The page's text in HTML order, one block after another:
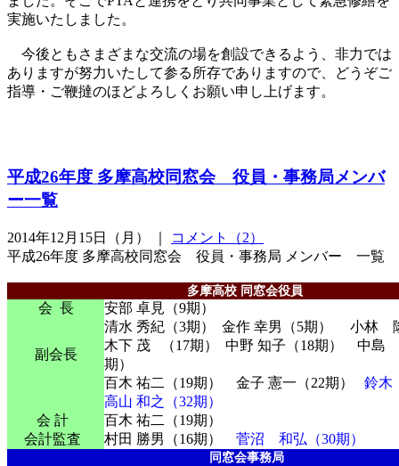
実施いたしました。
今後ともさまざまな交流の場を創設できるよう、非力では
ありますが努力いたして参る所存でありますので、どうぞご
指導・ご鞭撻のほどよろしくお願い申し上げます。
平成26年度 多摩高校同窓会 役員・事務局メンバ
ー一覧
2014年12月15日（月） ｜
コメント（2）
平成26年度 多摩高校同窓会 役員・事務局 メンバー 一覧
多摩高校 同窓会役員
会 長 安部 卓見（9期）
副会長
清水 秀紀（3期） 金作 幸男（5期） 小林
木下 茂 （17期） 中野 知子（18期） 中島
期）
百木 祐二（19期） 金子 憲一（22期） 鈴木
高山 和之（32期）
会 計
百木 祐二（19期）
会計監査
村田 勝男（16期） 菅沼 和弘（30期）
同窓会事務局